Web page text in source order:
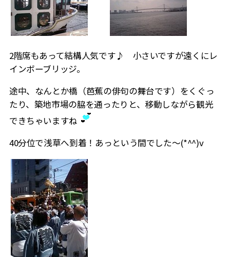
2階席もあって結構人気です♪ 小さいですが遠くにレ
インボーブリッジ。
途中、なんとか橋（芭蕉の俳句の舞台です）をくぐっ
たり、築地市場の脇を通ったりと、移動しながら観光
できちゃいますね
40分位で浅草へ到着！あっという間でした～(*^^)v